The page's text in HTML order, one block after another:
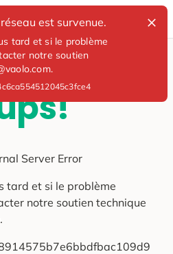
est survenue.
tard et si le problème
notre soutien
Server Error
tard et si le problème
notre soutien technique